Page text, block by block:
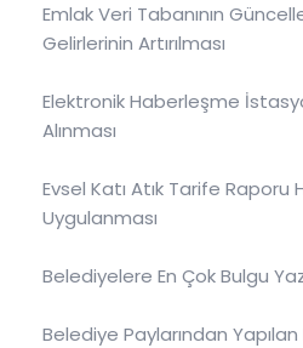
Emlak Veri Tabanının
Gelirlerinin Artırılması
Elektronik Haberleşme
Alınması
Evsel Katı Atık Tarife Raporu
Uygulanması
Belediyelere En Çok Bulgu
Belediye Paylarından